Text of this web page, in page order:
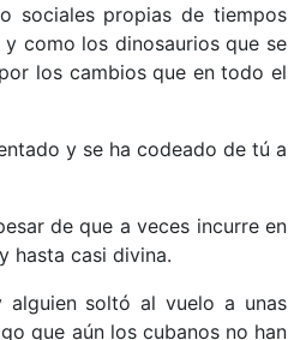
sociales propias de tiempos
como los dinosaurios que se
los cambios que en todo el
y se ha codeado de tú a
de que a veces incurre en
hasta casi divina.
alguien soltó al vuelo a unas
que aún los cubanos no han